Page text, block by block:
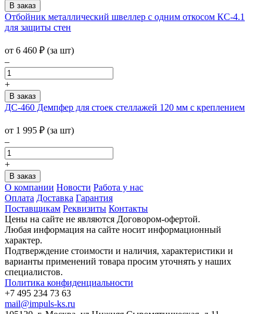
Отбойник металлический швеллер с одним откосом КС-4.1
для защиты стен
от 6 460 ₽ (за шт)
–
+
ДС-460 Демпфер для стоек стеллажей 120 мм с креплением
от 1 995 ₽ (за шт)
–
+
О компании Новости Работа у нас
Оплата Доставка Гарантия
Поставщикам Реквизиты Контакты
Цены на сайте не являются Договором-офертой.
Любая информация на сайте носит информационный
характер.
Подтверждение стоимости и наличия, характеристики и
варианты применений товара просим уточнять у наших
специалистов.
Политика конфиденциальности
+7 495 234 73 63
mail@impuls-ks.ru